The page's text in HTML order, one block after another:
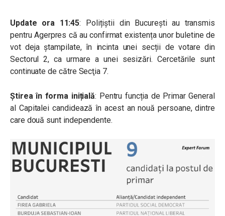
Update ora 11:45: Polițiștii din București au transmis
pentru Agerpres că au confirmat existența unor buletine de
vot deja ștampilate, în incinta unei secții de votare din
Sectorul 2, ca urmare a unei sesizări.Cercetările sunt
continuate de către Secţia 7.
Știrea în forma inițială: Pentru funcția de Primar General
al Capitalei candidează în acest an nouă persoane, dintre
care două sunt independente.